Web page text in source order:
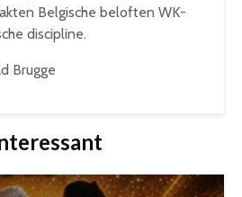
Belgische beloften WK-
discipline.
Brugge